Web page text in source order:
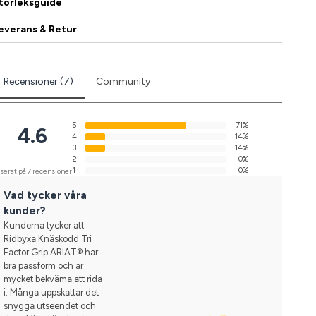
& Retur
Recensioner (7) Community
4.6
på 7 recensioner
5
71%
4
14%
3
14%
2
0%
1
0%
Vad tycker våra
kunder?
Kunderna tycker att
Ridbyxa Knäskodd Tri
Factor Grip ARIAT® har
bra passform och är
mycket bekväma att rida
i. Många uppskattar det
snygga utseendet och